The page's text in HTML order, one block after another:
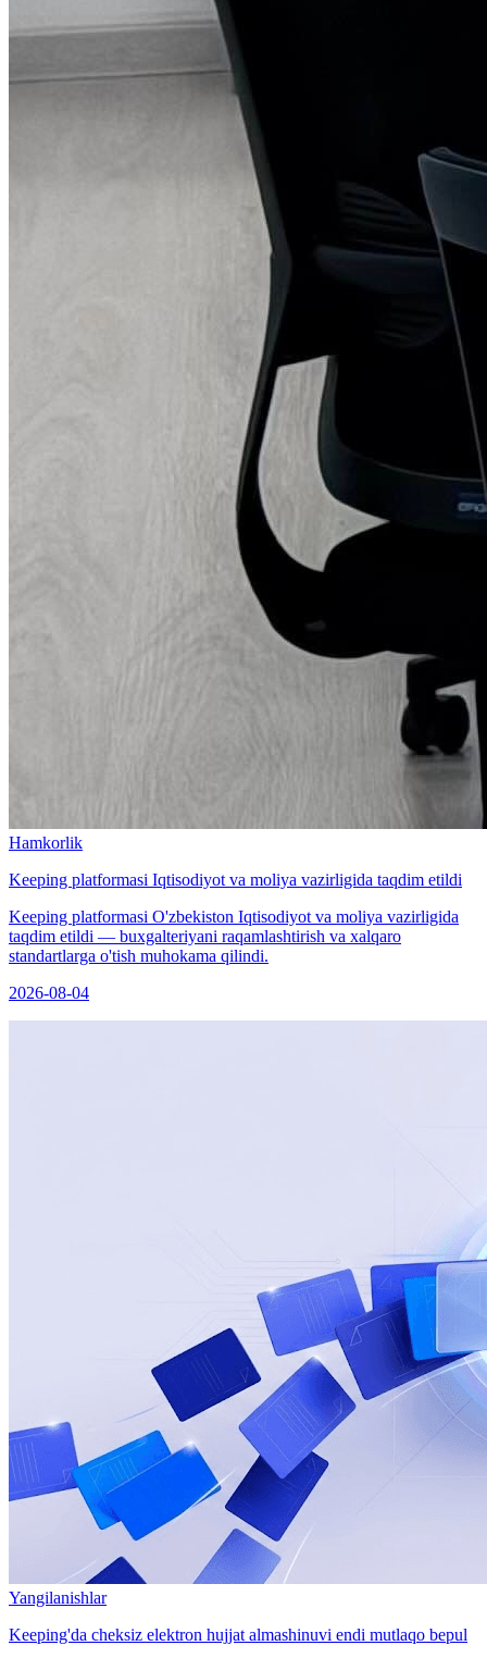
Hamkorlik
Keeping platformasi Iqtisodiyot va moliya vazirligida taqdim etildi
Keeping platformasi O'zbekiston Iqtisodiyot va moliya vazirligida
taqdim etildi — buxgalteriyani raqamlashtirish va xalqaro
standartlarga o'tish muhokama qilindi.
2026-08-04
Yangilanishlar
Keeping'da cheksiz elektron hujjat almashinuvi endi mutlaqo bepul